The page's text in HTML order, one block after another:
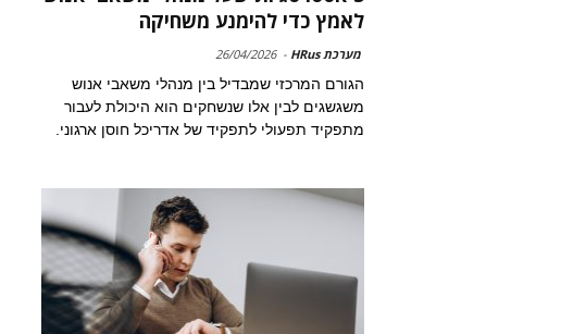
לאמץ כדי להימנע משחיקה
מערכת HRus -
26/04/2026
הגורם המרכזי שמבדיל בין מנהלי משאבי אנוש
משגשגים לבין אלו שנשחקים הוא היכולת לעבור
מתפקיד תפעולי לתפקיד של אדריכל חוסן ארגוני.